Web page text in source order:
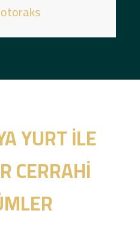
YURT ILE
CERRAHI